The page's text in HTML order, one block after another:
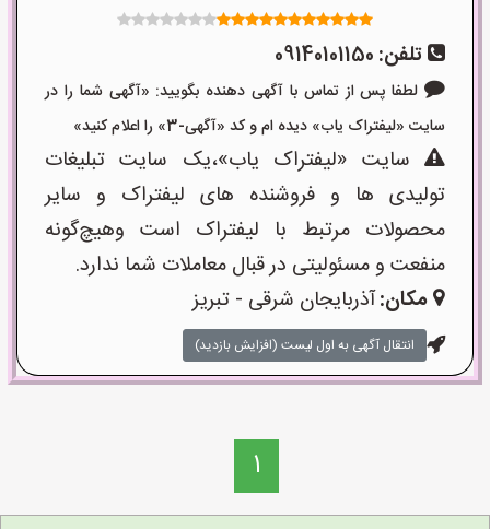
تلفن: 09140101150
لطفا پس از تماس با آگهی دهنده بگویید: «آگهی شما را در
سایت «لیفتراک یاب» دیده ام و کد «آگهی-3» را اعلام کنید»
سایت «لیفتراک یاب»،یک سایت تبلیغات
تولیدی ها و فروشنده های لیفتراک و سایر
محصولات مرتبط با لیفتراک است وهیچ‌گونه
منفعت و مسئولیتی در قبال معاملات شما ندارد.
مکان:آذربایجان شرقی - تبریز
انتقال آگهی به اول لیست (افزایش بازدید)
1